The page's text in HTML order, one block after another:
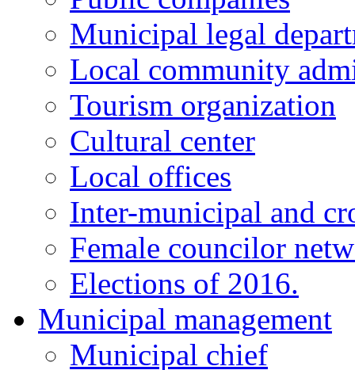
Municipal legal
Local community
Tourism organization
Cultural center
Local offices
Inter-municipal and
Female councilor
Elections of 2016.
Municipal management
Municipal chief